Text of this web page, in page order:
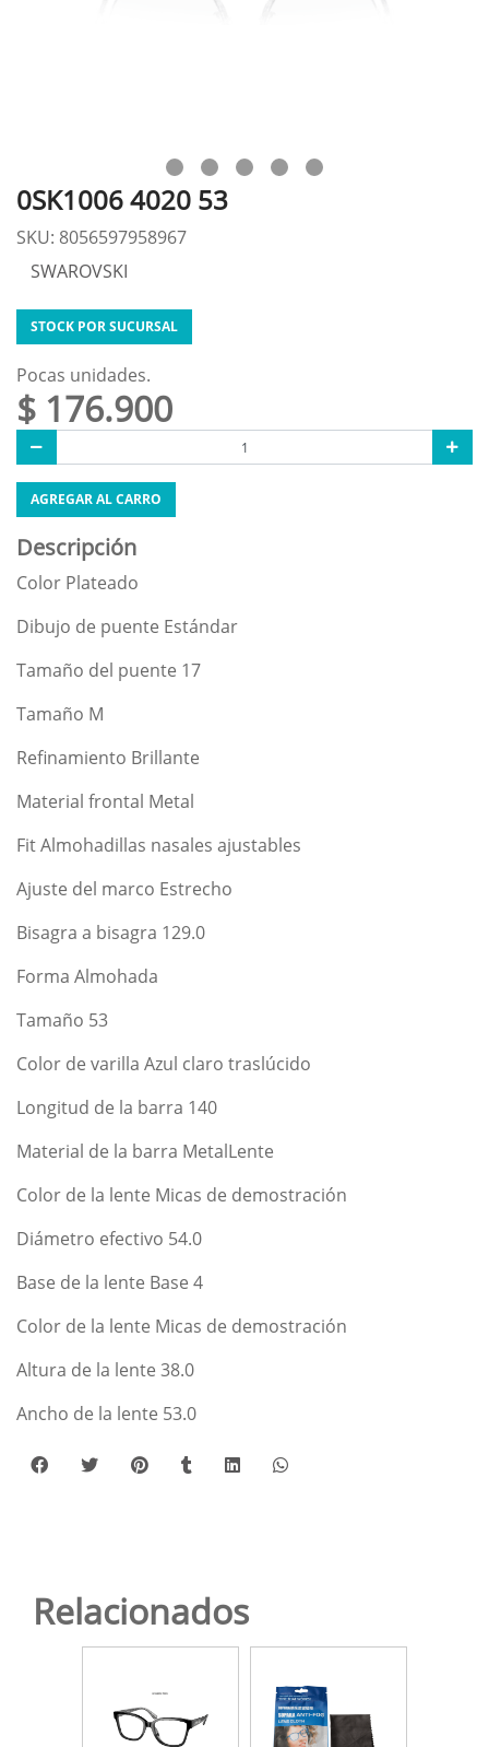
0SK1006 4020 53
SKU: 8056597958967
SWAROVSKI
STOCK POR SUCURSAL
Pocas unidades.
$ 176.900
AGREGAR AL CARRO
Descripción
Color Plateado
Dibujo de puente Estándar
Tamaño del puente 17
Tamaño M
Refinamiento Brillante
Material frontal Metal
Fit Almohadillas nasales ajustables
Ajuste del marco Estrecho
Bisagra a bisagra 129.0
Forma Almohada
Tamaño 53
Color de varilla Azul claro traslúcido
Longitud de la barra 140
Material de la barra MetalLente
Color de la lente Micas de demostración
Diámetro efectivo 54.0
Base de la lente Base 4
Color de la lente Micas de demostración
Altura de la lente 38.0
Ancho de la lente 53.0
Relacionados